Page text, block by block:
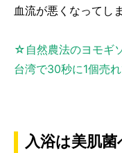
血流が悪くなってし
☆自然農法のヨモギ
台湾で30秒に1個売
入浴は美肌